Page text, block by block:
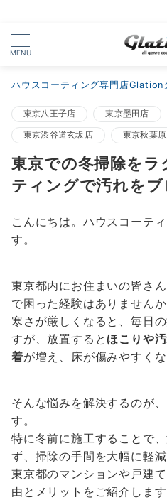
MENU
ハウスコーティング専門店Glation
東京八王子店 東京墨田店
東京渋谷道玄坂店 東京秋葉
東京での冬掃除を
ティングで汚れをブ
こんにちは。ハウスコーテ
す。
東京都内にお住まいの皆さ
で困った経験はありませんか
寒さが厳しくなると、毎日
すが、放置すると ほこりや
着が増え、床が傷みやすくな
そんな悩みを解決するのが、
す。
特に冬前に施工することで
ず、掃除の手間を大幅に軽減
東京都のマンションや戸建
由とメリットをご紹介します